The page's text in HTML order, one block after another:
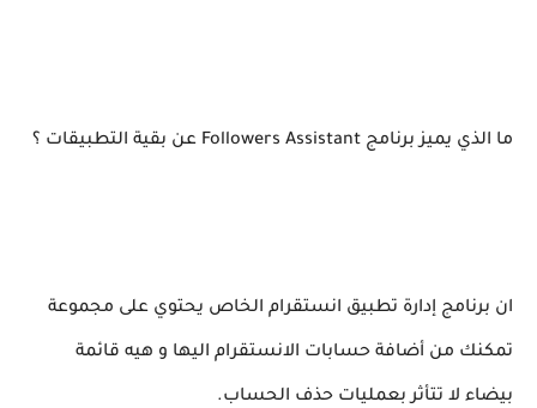
ما الذي يميز برنامج Followers Assistant عن بقية التطبيقات ؟
ان برنامج إدارة تطبيق انستقرام الخاص يحتوي على مجموعة
تمكنك من أضافة حسابات الانستقرام اليها و هيه قائمة
بيضاء لا تتأثر بعمليات حذف الحساب.